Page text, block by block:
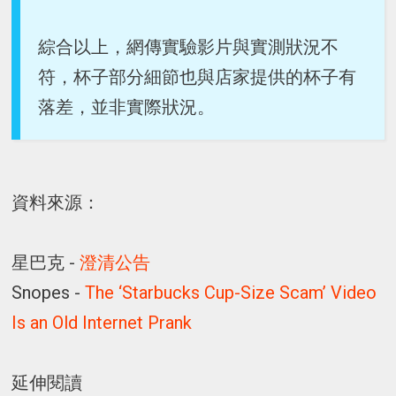
綜合以上，網傳實驗影片與實測狀況不
符，杯子部分細節也與店家提供的杯子有
落差，並非實際狀況。
資料來源：
星巴克 -澄清公告
Snopes -The ‘Starbucks Cup-Size Scam’ Video
Is an Old Internet Prank
延伸閱讀